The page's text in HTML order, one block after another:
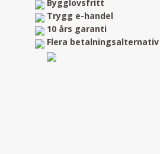
Bygglovsfritt
Trygg e-handel
10 års garanti
Flera betalningsalternativ